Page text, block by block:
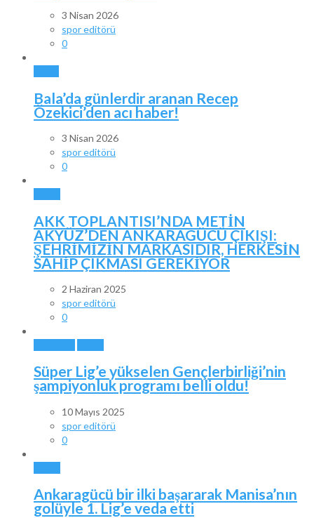
3 Nisan 2026
spor editörü
0
Bala’da günlerdir aranan Recep
Özekici’den acı haber!
3 Nisan 2026
spor editörü
0
AKK TOPLANTISI’NDA METİN
AKYÜZ’DEN ANKARAGÜCÜ ÇIKIŞI:
ŞEHRİMİZİN MARKASIDIR, HERKESİN
SAHİP ÇIKMASI GEREKİYOR
2 Haziran 2025
spor editörü
0
Süper Lig’e yükselen Gençlerbirliği’nin
şampiyonluk programı belli oldu!
10 Mayıs 2025
spor editörü
0
Ankaragücü bir ilki başararak Manisa’nın
golüyle 1. Lig’e veda etti